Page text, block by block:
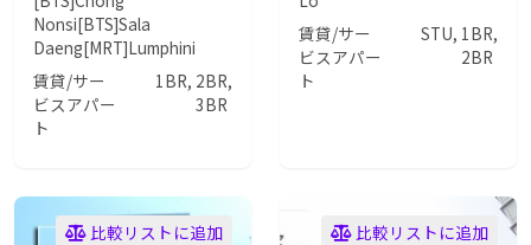
Nonsi[BTS]Sala
Daeng[MRT]Lumphini
賃貸/サー
ビスアパー
ト
1BR, 2BR,
3BR
賃貸/サー
ビスアパー
ト
STU, 1BR,
2BR
比較リストに追加 比較リストに追加